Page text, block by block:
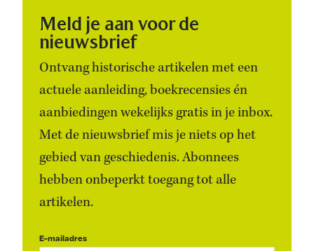
Meld je aan voor de
nieuwsbrief
Ontvang historische artikelen met een
actuele aanleiding, boekrecensies én
aanbiedingen wekelijks gratis in je inbox.
Met de nieuwsbrief mis je niets op het
gebied van geschiedenis. Abonnees
hebben onbeperkt toegang tot alle
artikelen.
E-mailadres